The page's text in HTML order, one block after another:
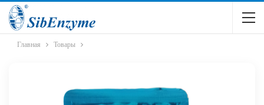
Главная Товары